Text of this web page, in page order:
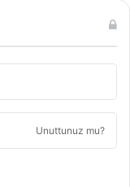
Unuttunuz mu?